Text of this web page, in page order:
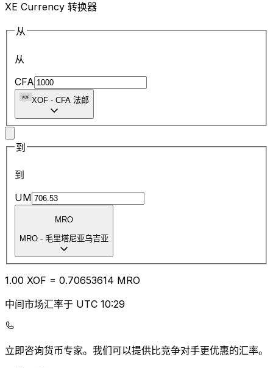
XE Currency 转换器
从
从
CFA
XOF - CFA 法郎
到
到
UM
MRO
MRO - 毛里塔尼亚乌吉亚
1.00 XOF = 0.70653614 MRO
中间市场汇率于 UTC 10:29
立即咨询货币专家。 我们可以提供比竞争对手更优惠的汇率。